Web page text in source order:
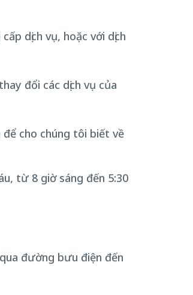
dịch vụ, hoặc với dịch
đổi các dịch vụ của
để cho chúng tôi biết về
từ 8 giờ sáng đến 5:30
đường bưu điện đến